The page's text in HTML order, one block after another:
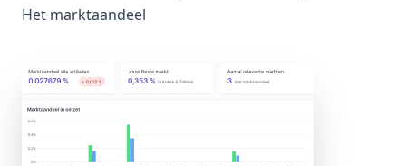
Het marktaandeel